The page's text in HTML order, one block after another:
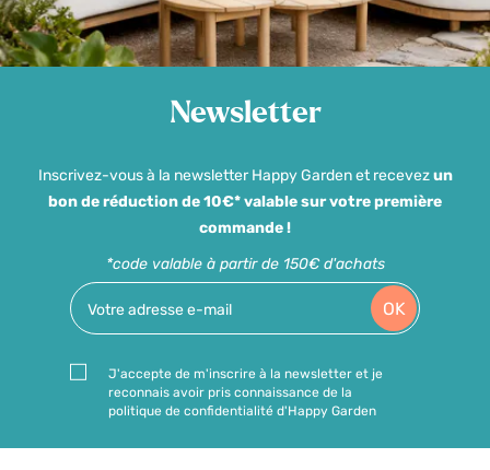
Newsletter
Inscrivez-vous à la newsletter Happy Garden et recevezun
bon de réduction de 10€* valable sur votre première
commande !
*code valable à partir de 150€ d'achats
OK
J'accepte de m'inscrire à la newsletter et je
reconnais avoir pris connaissance de la
politique de confidentialité d'Happy Garden